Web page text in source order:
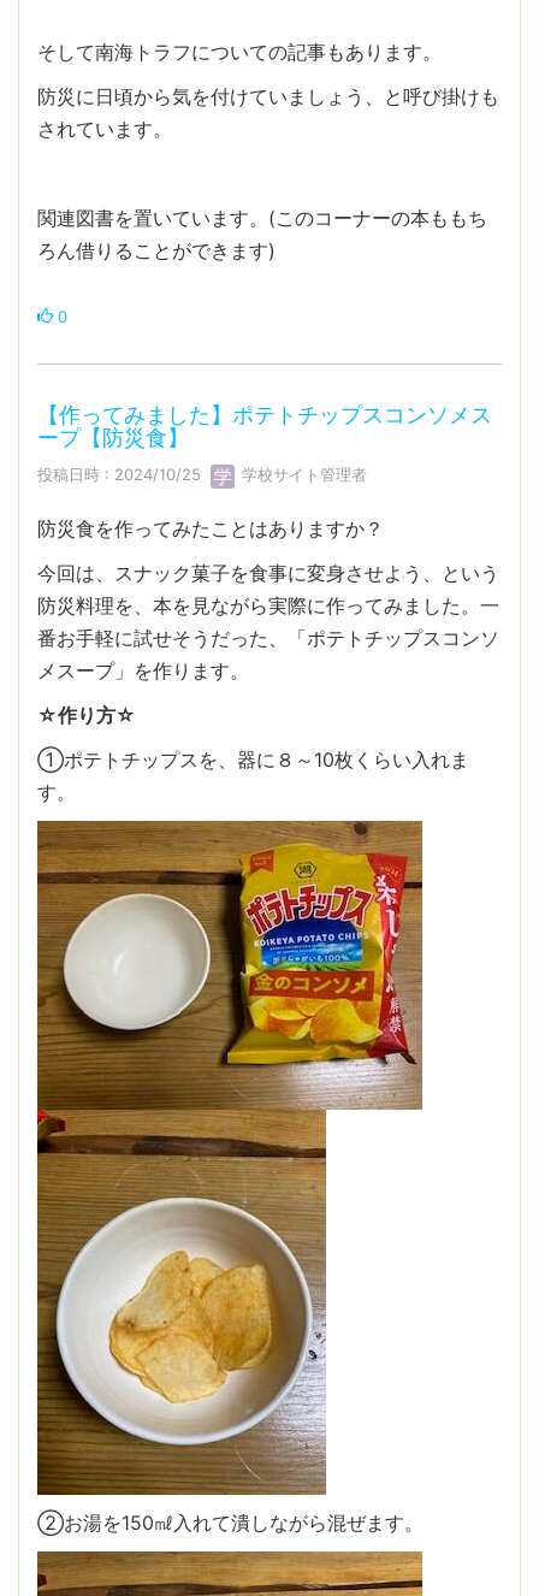
そして南海トラフについての記事もあります。
防災に日頃から気を付けていましょう、と呼び掛けも
されています。
関連図書を置いています。(このコーナーの本ももち
ろん借りることができます)
0
【作ってみました】ポテトチップスコンソメス
ープ【防災食】
投稿日時 : 2024/10/25 学校サイト管理者
防災食を作ってみたことはありますか？
今回は、スナック菓子を食事に変身させよう、という
防災料理を、本を見ながら実際に作ってみました。一
番お手軽に試せそうだった、「ポテトチップスコンソ
メスープ」を作ります。
☆作り方☆
①ポテトチップスを、器に８～10枚くらい入れま
す。
②お湯を150㎖入れて潰しながら混ぜます。